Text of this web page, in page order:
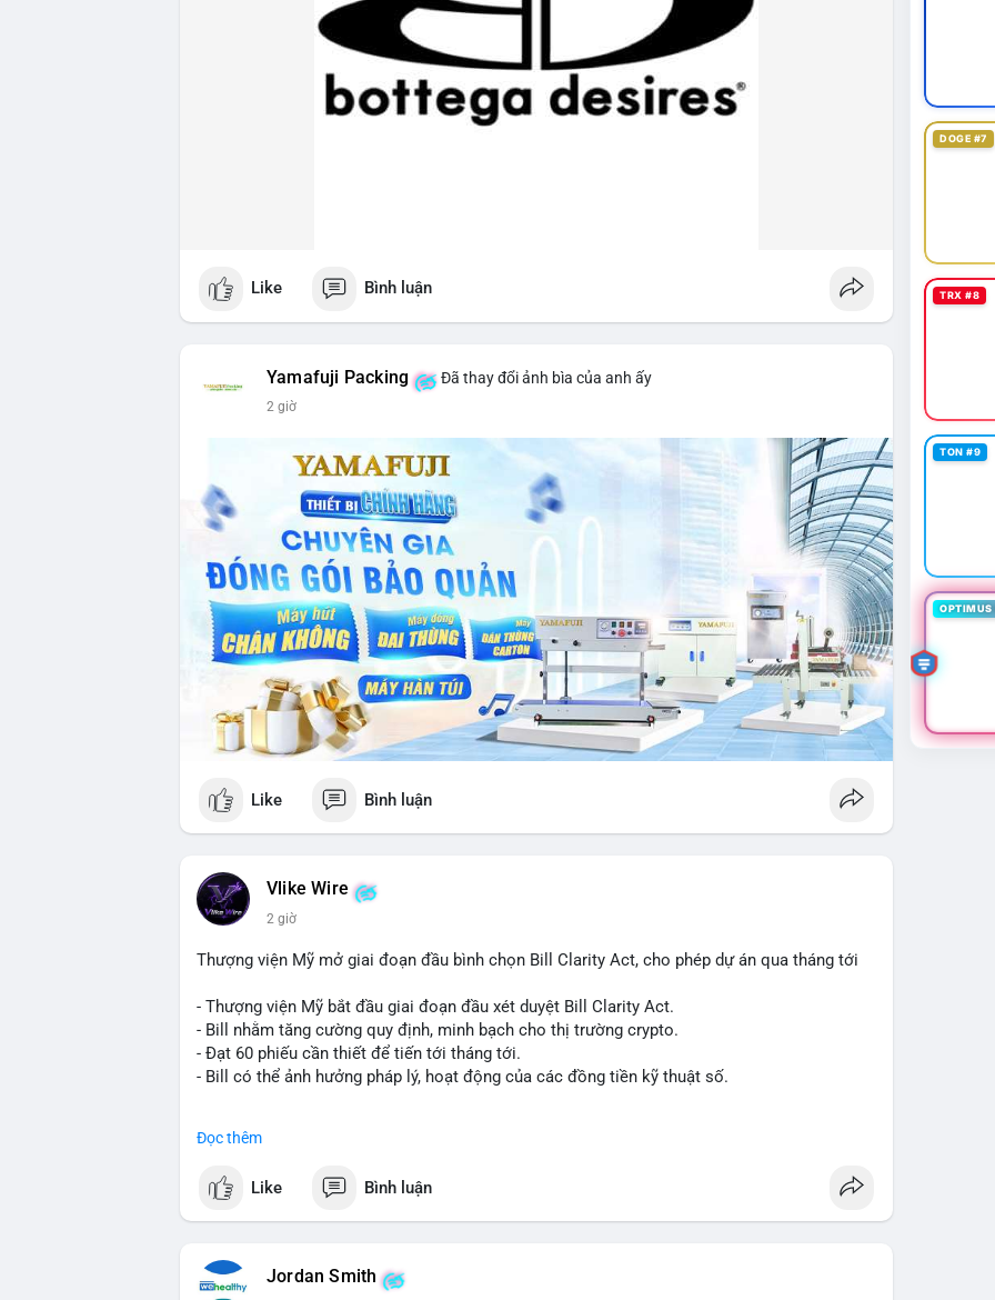
Like Bình luận
Yamafuji Packing Đã thay đổi ảnh bìa của anh ấy
2 giờ
Like Bình luận
Vlike Wire
2 giờ
Thượng viện Mỹ mở giai đoạn đầu bình chọn Bill Clarity Act, cho phép dự án qua tháng tới
- Thượng viện Mỹ bắt đầu giai đoạn đầu xét duyệt Bill Clarity Act.
- Bill nhằm tăng cường quy định, minh bạch cho thị trường crypto.
- Đạt 60 phiếu cần thiết để tiến tới tháng tới.
- Bill có thể ảnh hưởng pháp lý, hoạt động của các đồng tiền kỹ thuật số.
#vlikevn #titanbot
📰 Nguồn: CoinDesk
Đọc thêm
Like Bình luận
Jordan Smith
DOGE #7
TRX #8
TON #9
OPTIMUS